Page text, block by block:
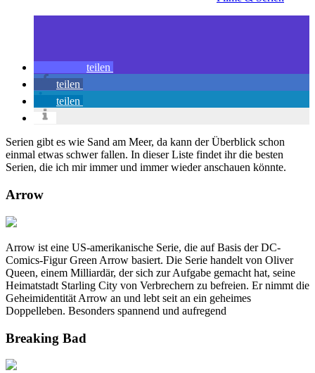
teilen
teilen
teilen
Serien gibt es wie Sand am Meer, da kann der Überblick schon
einmal etwas schwer fallen. In dieser Liste findet ihr die besten
Serien, die ich mir immer und immer wieder anschauen könnte.
Arrow
Arrow ist eine US-amerikanische Serie, die auf Basis der DC-
Comics-Figur Green Arrow basiert. Die Serie handelt von Oliver
Queen, einem Milliardär, der sich zur Aufgabe gemacht hat, seine
Heimatstadt Starling City von Verbrechern zu befreien. Er nimmt die
Geheimidentität Arrow an und lebt seit an ein geheimes
Doppelleben. Besonders spannend und aufregend
Breaking Bad